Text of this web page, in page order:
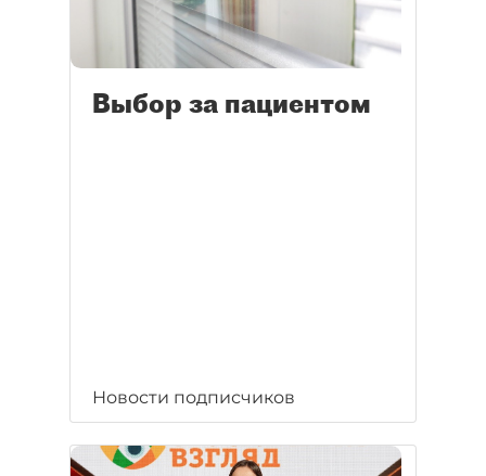
Выбор за пациентом
Новости подписчиков